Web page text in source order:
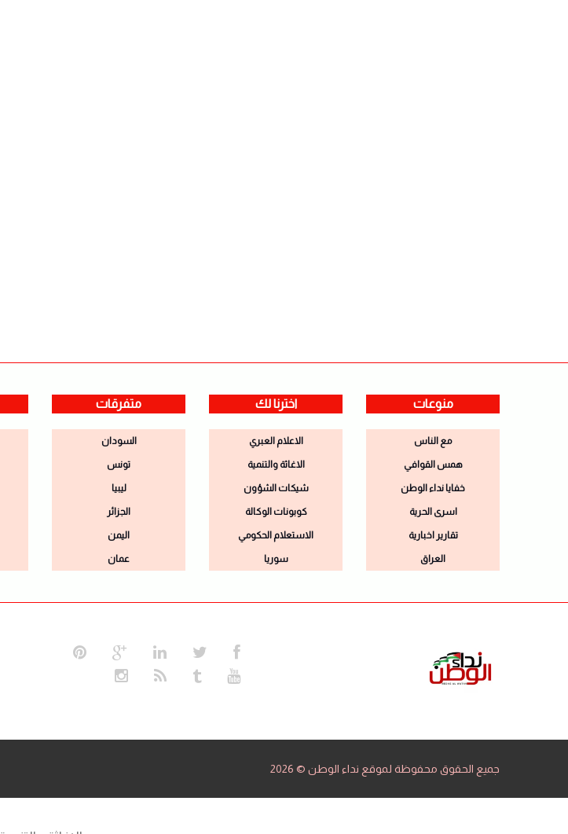
منوعات
مع الناس
همس القوافي
خفايا نداء الوطن
اسرى الحرية
تقارير اخبارية
العراق
اخترنا لك
الاعلام العبري
الاغاثة والتنمية
شيكات الشؤون
كوبونات الوكالة
الاستعلام الحكومي
سوريا
متفرقات
السودان
تونس
ليبيا
الجزائر
اليمن
عمان
جميع الحقوق محفوظة لموقع نداء الوطن © 2026